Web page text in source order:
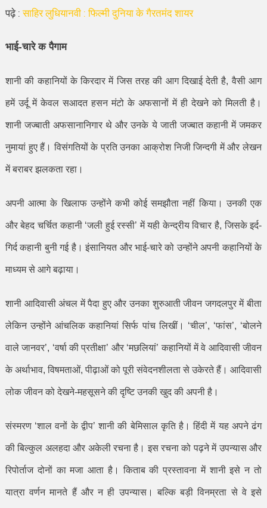
पढ़े :साहिर लुधियानवी : फिल्मी दुनिया के गैरतमंद शायर
भाई-चारे क पैगाम
शानी की कहानियों के किरदार में जिस तरह की आग दिखाई देती है,वैसी आग
हमें उर्दू में केवल सआदत हसन मंटो के अफसानों में ही देखने को मिलती है।
शानी जज्बाती अफसानानिगार थे और उनके ये जाती जज्बात कहानी में जमकर
नुमायां हुए हैं। विसंगतियों के प्रति उनका आक्रोश निजी जिन्दगी में और लेखन
में बराबर झलकता रहा।
अपनी आत्मा के खिलाफ उन्होंने कभी कोई समझौता नहीं किया। उनकी एक
और बेहद चर्चित कहानी ‘जली हुई रस्सी’में यही केन्द्रीय विचार है,जिसके इर्द-
गिर्द कहानी बुनी गई है। इंसानियत और भाई-चारे को उन्होंने अपनी कहानियों के
माध्यम से आगे बढ़ाया।
शानी आदिवासी अंचल में पैदा हुए और उनका शुरुआती जीवन जगदलपुर में बीता
लेकिन उन्होंने आंचलिक कहानियां सिर्फ पांच लिखीं। ‘चील’, ‘फांस’, ‘बोलने
वाले जानवर’, ‘वर्षा की प्रतीक्षा’ और ‘मछलियां’कहानियों में वे आदिवासी जीवन
के अर्थाभाव,विषमताओं,पीढ़ाओं को पूरी संवेदनशीलता से उकेरते हैं। आदिवासी
लोक जीवन को देखने-महसूसने की दृष्टि उनकी खुद की अपनी है।
संस्मरण ‘शाल वनों के द्वीप’शानी की बेमिसाल कृति है। हिंदी में यह अपने ढंग
की बिल्कुल अलहदा और अकेली रचना है। इस रचना को पढ़ने में उपन्यास और
रिपोर्ताज दोनों का मजा आता है। किताब की प्रस्तावना में शानी इसे न तो
यात्रा वर्णन मानते हैं और न ही उपन्यास। बल्कि बड़ी विनम्रता से वे इसे